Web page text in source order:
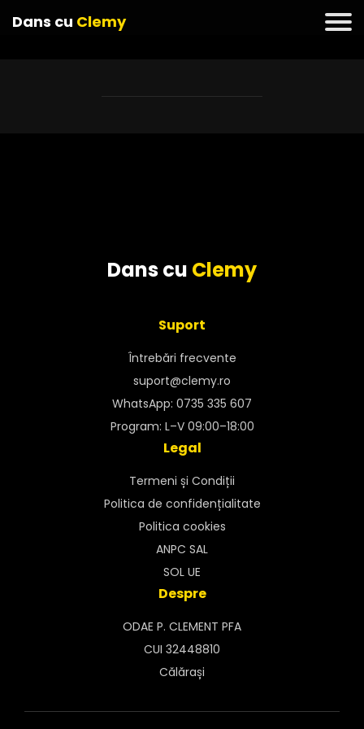
Dans cu Clemy
Dans cu Clemy
Suport
Întrebări frecvente
suport@clemy.ro
WhatsApp: 0735 335 607
Program: L–V 09:00–18:00
Legal
Termeni și Condiții
Politica de confidențialitate
Politica cookies
ANPC SAL
SOL UE
Despre
ODAE P. CLEMENT PFA
CUI 32448810
Călărași